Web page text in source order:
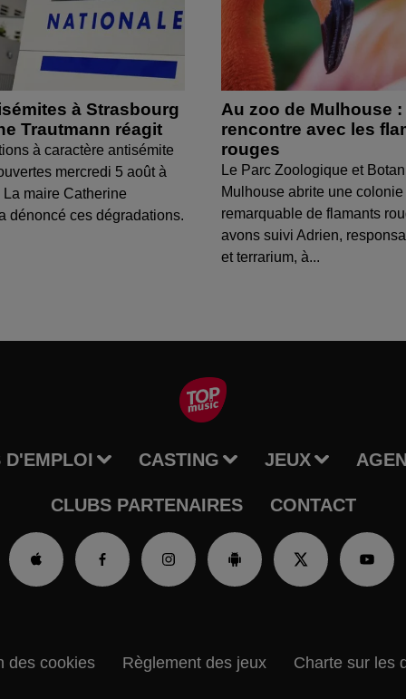
à Strasbourg
Trautmann réagit
à caractère antisémite
mercredi 5 août à
La maire Catherine
dénoncé ces dégradations.
Au zoo de Mulhouse :
rencontre avec les
rouges
Le Parc Zoologique et
Mulhouse abrite une colonie
remarquable de flamants
avons suivi Adrien,
et terrarium, à...
D'EMPLOI CASTING JEUX
CLUBS PARTENAIRES CONTACT
des cookies Règlement des jeux Charte sur les